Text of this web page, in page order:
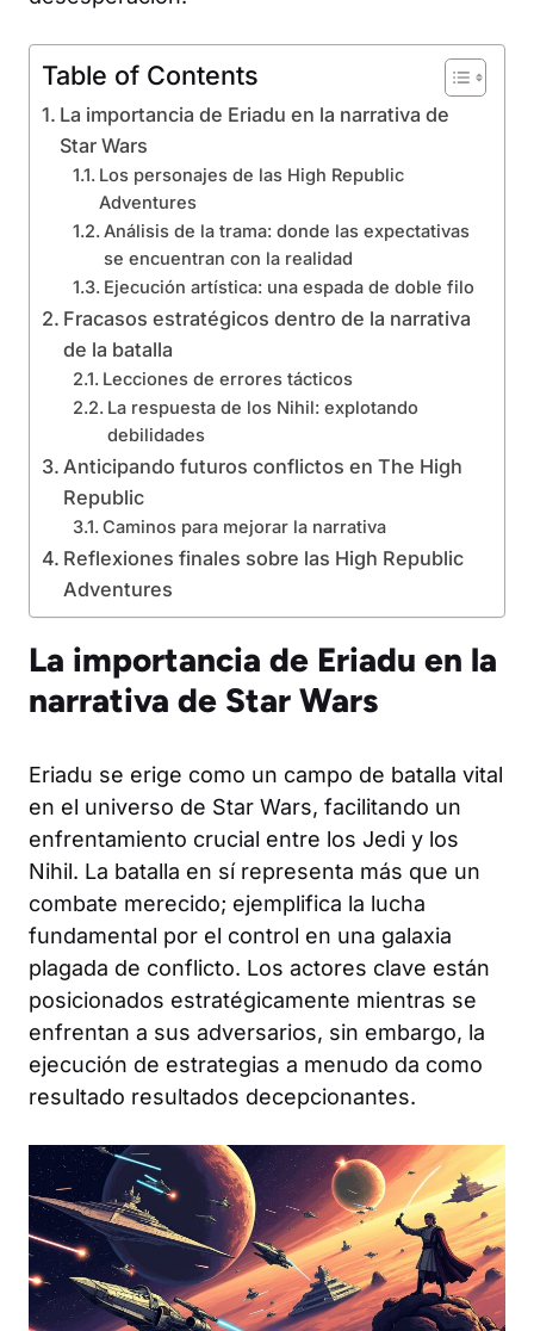
Table of Contents
La importancia de Eriadu en la narrativa de
Star Wars
Los personajes de las High Republic
Adventures
Análisis de la trama: donde las expectativas
se encuentran con la realidad
Ejecución artística: una espada de doble filo
Fracasos estratégicos dentro de la narrativa
de la batalla
Lecciones de errores tácticos
La respuesta de los Nihil: explotando
debilidades
Anticipando futuros conflictos en The High
Republic
Caminos para mejorar la narrativa
Reflexiones finales sobre las High Republic
Adventures
La importancia de Eriadu en la
narrativa de Star Wars
Eriadu se erige como un campo de batalla vital
en el universo de Star Wars, facilitando un
enfrentamiento crucial entre los Jedi y los
Nihil. La batalla en sí representa más que un
combate merecido; ejemplifica la lucha
fundamental por el control en una galaxia
plagada de conflicto. Los actores clave están
posicionados estratégicamente mientras se
enfrentan a sus adversarios, sin embargo, la
ejecución de estrategias a menudo da como
resultado resultados decepcionantes.